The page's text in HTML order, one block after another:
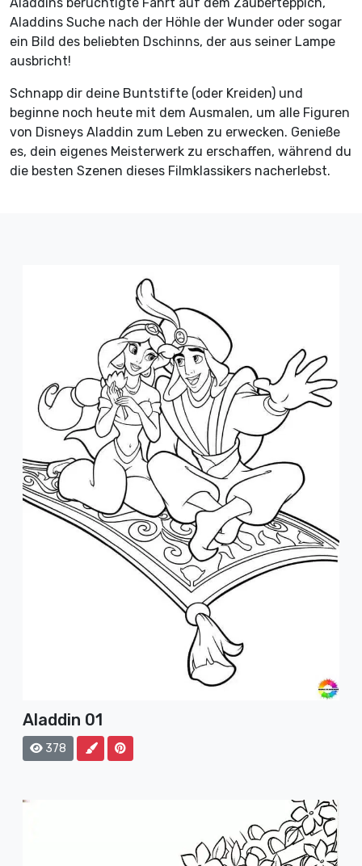
Aladdins Suche nach der Höhle der Wunder oder sogar
ein Bild des beliebten Dschinns, der aus seiner Lampe
ausbricht!
Schnapp dir deine Buntstifte (oder Kreiden) und
beginne noch heute mit dem Ausmalen, um alle Figuren
von Disneys Aladdin zum Leben zu erwecken. Genieße
es, dein eigenes Meisterwerk zu erschaffen, während du
die besten Szenen dieses Filmklassikers nacherlebst.
Aladdin 01
378